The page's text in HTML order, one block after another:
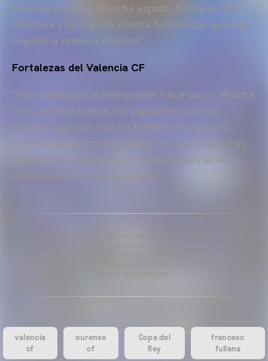
Durante muchos años he jugado frente al VCF
Mestalla y he jugado contra futbolistas que han
llegado a primera división”.
Fortalezas del Valencia CF
“Han cambiado al entrenador hace poco. Vendrá
con una idea nueva, los jugadores que no
estaban jugando mucho también tendrán su
oportunidad y con la calidad de los futbolistas
que hay en una jugada te pueden marcar la
diferencia. Es un gran equipo”.
valencia
cf
ourense
cf
Copa del
Rey
francesc
fullana